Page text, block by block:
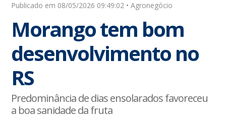
Publicado em 08/05/2026 09:49:02 • Agronegócio
Morango tem bom
desenvolvimento no
RS
Predominância de dias ensolarados favoreceu
a boa sanidade da fruta